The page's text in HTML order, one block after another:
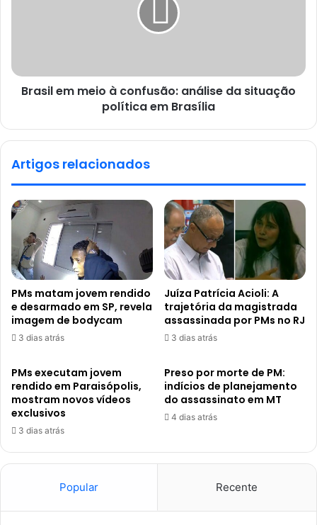
Brasil em meio à confusão: análise da situação
política em Brasília
Artigos relacionados
PMs matam jovem rendido
e desarmado em SP, revela
imagem de bodycam
3 dias atrás
Juíza Patrícia Acioli: A
trajetória da magistrada
assassinada por PMs no RJ
3 dias atrás
PMs executam jovem
rendido em Paraisópolis,
mostram novos vídeos
exclusivos
3 dias atrás
Preso por morte de PM:
indícios de planejamento
do assassinato em MT
4 dias atrás
Popular Recente